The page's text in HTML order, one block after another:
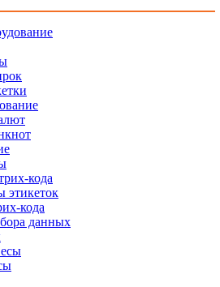
кода
этикеток
кода
данных